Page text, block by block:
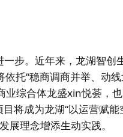
步。近年来，龙湖智创
托“稳商调商并举、动
业综合体龙盛xin悦荟，
将成为龙湖“以运营赋能
展理念增添生动实践。